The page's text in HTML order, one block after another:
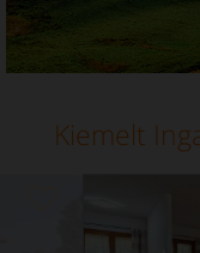
Kiemelt